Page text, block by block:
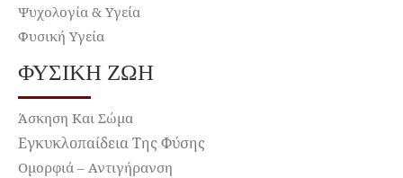
Ψυχολογία & Υγεία
Φυσική Υγεία
ΦΥΣΙΚΉ ΖΩΉ
Άσκηση Και Σώμα
Εγκυκλοπαίδεια Της Φύσης
Ομορφιά – Αντιγήρανση